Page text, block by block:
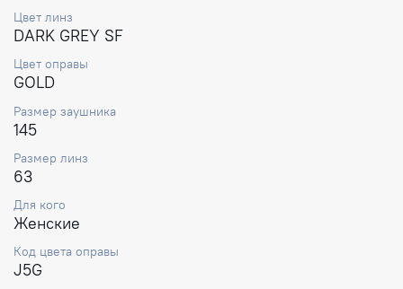
Цвет линз
DARK GREY SF
Цвет оправы
GOLD
Размер заушника
145
Размер линз
63
Для кого
Женские
Код цвета оправы
J5G